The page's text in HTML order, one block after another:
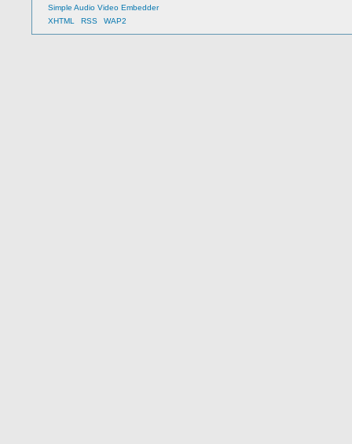
Simple Audio Video Embedder
XHTML
RSS WAP2